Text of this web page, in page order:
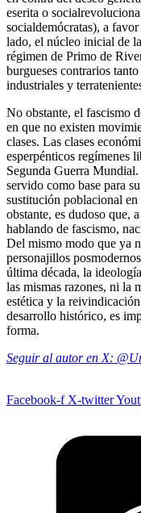
eserita o
socialdemócratas), a
lado, el núcleo inicial de
régimen de Primo de
burgueses contrarios
industriales y
No obstante, el fascismo
en que no existen
clases. Las clases
esperpénticos regímenes
Segunda Guerra
servido como base para
sustitución poblacional
obstante, es dudoso que,
hablando de fascismo,
Del mismo modo que ya
personajillos
última década, la
las mismas razones, ni la
estética y la
desarrollo histórico, es
forma.
Seguir al autor en X:
Facebook-f X-twitter